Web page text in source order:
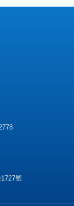
號